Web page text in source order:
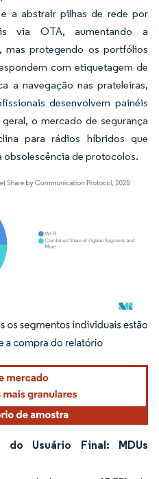
a abstrair pilhas de rede por
via OTA, aumentando a
mas protegendo os portfólios
com etiquetagem de
a navegação nas prateleiras,
desenvolvem painéis
o mercado de segurança
para rádios híbridos que
de protocolos.
requer atribuição conforme CC BY 4.0.
Usuário Final: MDUs